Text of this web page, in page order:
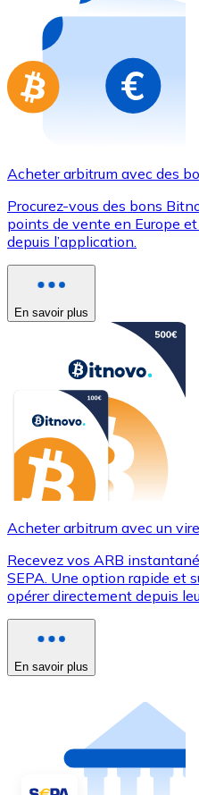
Achetez des cartes-
Aller à la boutique de
Acheter arbitrum avec des
Procurez-vous des bons
points de vente en Europe
depuis l’application.
En savoir plus
Acheter arbitrum avec un
Recevez vos ARB
SEPA. Une option rapide et
opérer directement depuis
En savoir plus